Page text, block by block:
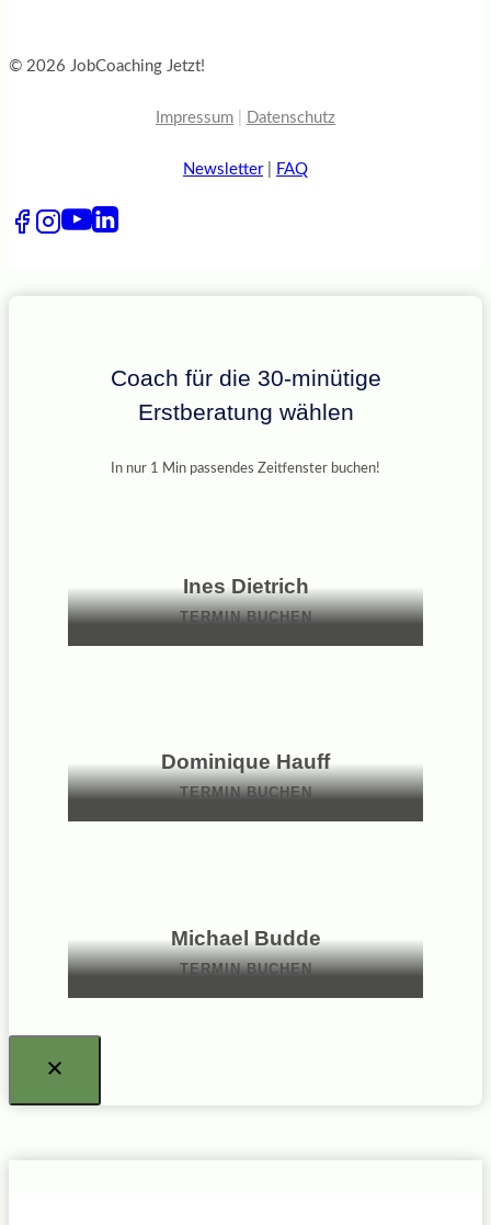
© 2026 JobCoaching Jetzt!
Impressum Datenschutz
Newsletter| FAQ
Coach für die 30-minütige
Erstberatung wählen
In nur 1 Min passendes Zeitfenster buchen!
Ines Dietrich
TERMIN BUCHEN
Dominique Hauff
TERMIN BUCHEN
Michael Budde
TERMIN BUCHEN